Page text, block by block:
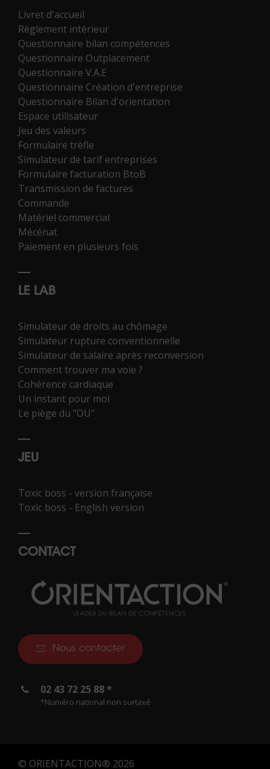
Livret d'accueil
Règlement intérieur
Questionnaire bilan compétences
Questionnaire Outplacement
Questionnaire V.A.E
Questionnaire Création d'entreprise
Questionnaire Bilan d'orientation
Espace utilisateur
Jeu des valeurs
Formulaire trèfle
Simulateur de tarif entreprises
Formulaire facturation BtoB
Transmission de factures
Commande
Matériel commercial
Mécénat
Paiement en plusieurs fois
LE LAB
Simulateur de droits au chômage
Simulateur rupture conventionnelle
Simulateur de salaire après reconversion
Comment trouver ma voie ?
Cohérence cardiaque
Un instant pour moi
Le piège du "OU"
JEU
Toxic boss - version française
Toxic boss - English version
CONTACT
Nous contacter
02 43 72 25 88 *
*Numéro national non surtaxé
© ORIENTACTION® 2026